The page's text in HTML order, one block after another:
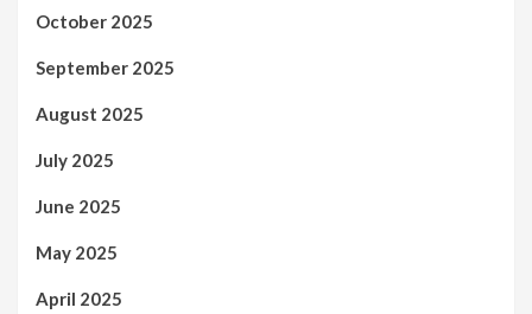
October 2025
September 2025
August 2025
July 2025
June 2025
May 2025
April 2025